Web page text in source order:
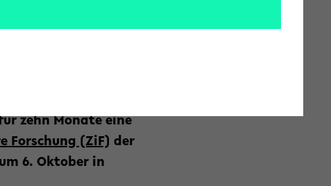
ihrer Nutzer*innen
zehn Monate eine
Forschung (ZiF) der
6. Oktober in